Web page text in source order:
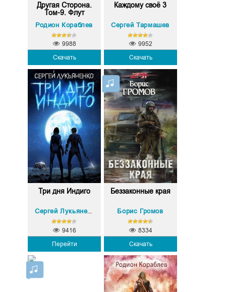
Другая Сторона.
Том-9. Флут
Родион Кораблев
Скачать
9988
Каждому своё 3
Сергей Тармашев
Скачать
9952
Три дня Индиго
Сергей Лукьяненко
Перейти
9416
Беззаконные края
Борис Громов
Скачать
8334